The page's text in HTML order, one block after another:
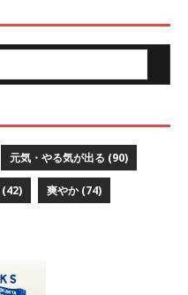
元気・やる気が出る (90)
(42) 爽やか(74)